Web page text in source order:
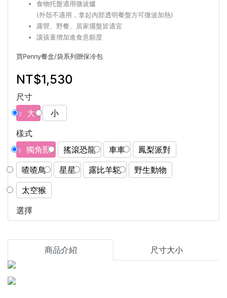
食物托盤適用微波爐
(外殼不適用，拿起內部透明餐盤方可微波加熱)
露營、野餐、居家擺盤皆適宜
讓孩童增加進食意願度
買Penny餐盒/袋系列贈保冷包
NT$1,530
尺寸
大
小
樣式
獨角獸
搖滾恐龍 車車
鳳梨派對
喳喳鳥
星星 露比羊駝
野生動物
太空猴
選擇
商品介紹 尺寸大小